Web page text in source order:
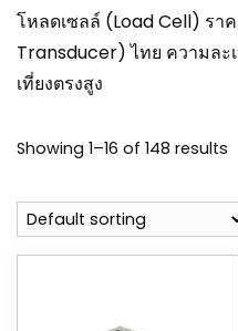
โหลดเซลล์ (Load Cell) รา
Transducer) ไทย ความละ
เที่ยงตรงสูง
Showing 1–16 of 148 results